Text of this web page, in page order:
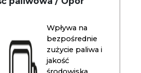
Wpływa na
bezpośrednie
zużycie paliwa i
jakość